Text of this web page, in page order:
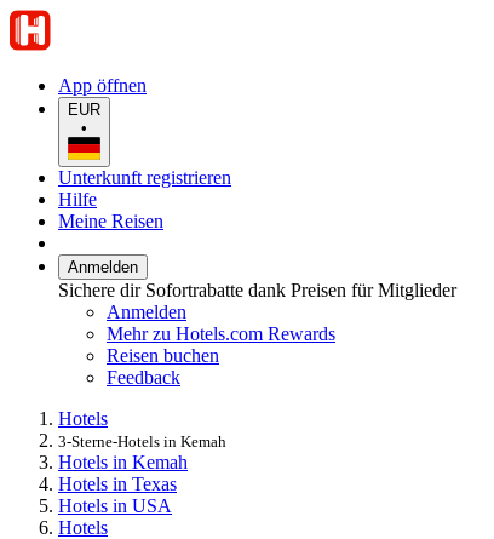
App öffnen
EUR
•
Unterkunft registrieren
Hilfe
Meine Reisen
Anmelden
Sichere dir Sofortrabatte dank Preisen für Mitglieder
Anmelden
Mehr zu Hotels.com Rewards
Reisen buchen
Feedback
Hotels
3-Sterne-Hotels in Kemah
Hotels in Kemah
Hotels in Texas
Hotels in USA
Hotels